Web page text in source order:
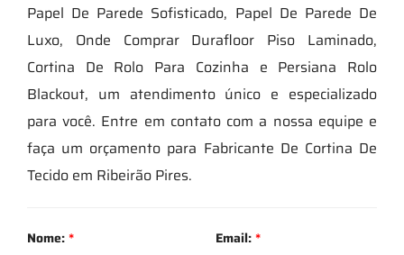
Papel De Parede Sofisticado, Papel De Parede De
Luxo, Onde Comprar Durafloor Piso Laminado,
Cortina De Rolo Para Cozinha e Persiana Rolo
Blackout, um atendimento único e especializado
para você. Entre em contato com a nossa equipe e
faça um orçamento para Fabricante De Cortina De
Tecido em Ribeirão Pires.
Nome:* Email:*